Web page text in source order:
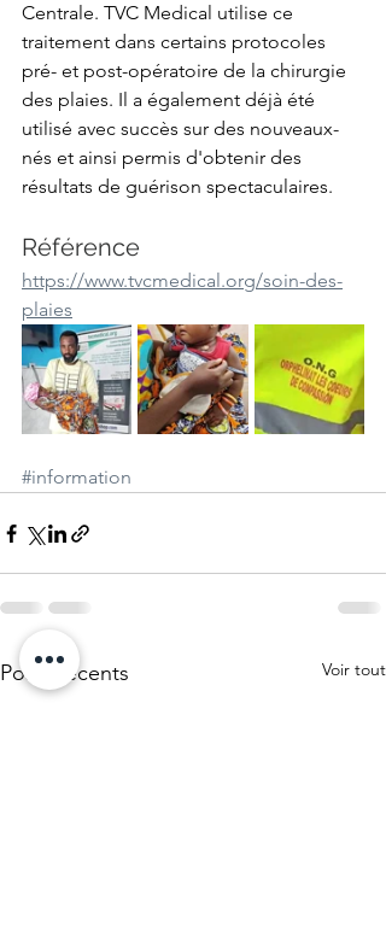
Centrale. TVC Medical utilise ce
traitement dans certains protocoles
pré- et post-opératoire de la chirurgie
des plaies. Il a également déjà été
utilisé avec succès sur des nouveaux-
nés et ainsi permis d'obtenir des
résultats de guérison spectaculaires.
Référence
https://www.tvcmedical.org/soin-des-
plaies
#information
Posts récents Voir tout